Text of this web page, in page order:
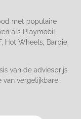
met populaire
als Playmobil,
Hot Wheels, Barbie,
van de adviesprijs
vergelijkbare